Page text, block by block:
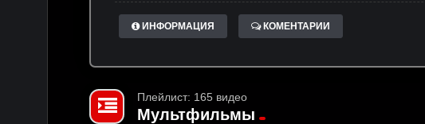
ИНФОРМАЦИЯ КОМЕНТАРИИ
Плейлист: 165 видео
Мультфильмы